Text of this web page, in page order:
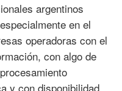
argentinos
en el
operadoras con el
con algo de
y con disponibilidad